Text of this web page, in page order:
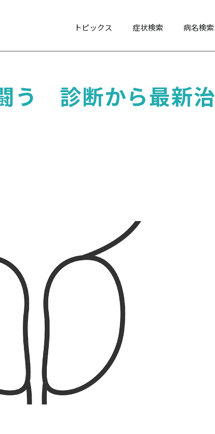
トピックス 症状検索 病名検索
う 診断から最新治